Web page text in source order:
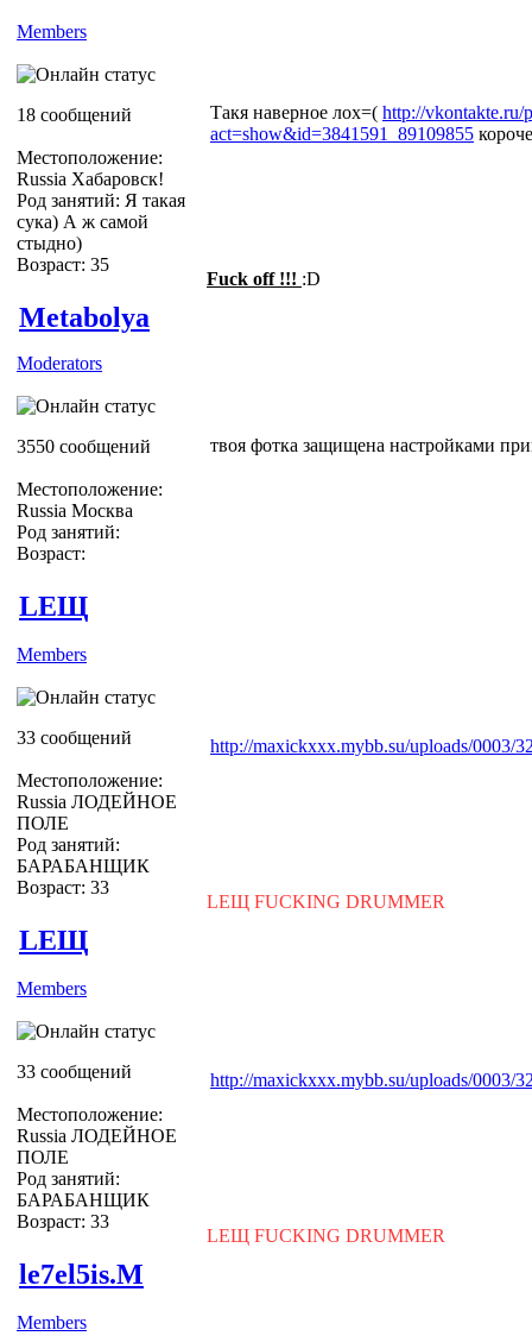
Members
18 сообщений
Местоположение:
Russia Хабаровск!
Род занятий: Я такая
сука) А ж самой
стыдно)
Возраст: 35
Такя наверное лох=( http://vkontakte.ru/
act=show&id=3841591_89109855
Fuck off !!! :D
Metabolya
Moderators
3550 сообщений
Местоположение:
Russia Москва
Род занятий:
Возраст:
твоя фотка защищена настройками
LEЩ
Members
33 сообщений
Местоположение:
Russia ЛОДЕЙНОЕ
ПОЛЕ
Род занятий:
БАРАБАНЩИК
Возраст: 33
http://maxickxxx.mybb.su/uploads/0003/
LEЩ FUCKING DRUMMER
LEЩ
Members
33 сообщений
Местоположение:
Russia ЛОДЕЙНОЕ
ПОЛЕ
Род занятий:
БАРАБАНЩИК
Возраст: 33
http://maxickxxx.mybb.su/uploads/0003/
LEЩ FUCKING DRUMMER
le7el5is.M
Members